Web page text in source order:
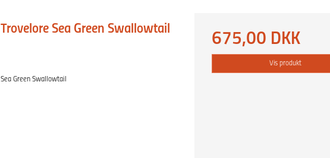
Trovelore Sea Green Swallowtail
Sea Green Swallowtail
675,00 DKK
Vis produkt